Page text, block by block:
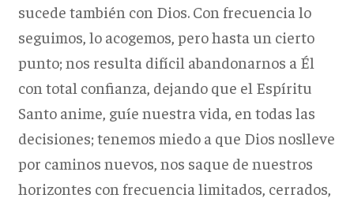
sucede también con Dios. Con frecuencia lo
seguimos, lo acogemos, pero hasta un cierto
punto; nos resulta difícil abandonarnos a Él
con total confianza, dejando que el Espíritu
Santo anime, guíe nuestra vida, en todas las
decisiones; tenemos miedo a que Dios noslleve
por caminos nuevos, nos saque de nuestros
horizontes con frecuencia limitados, cerrados,